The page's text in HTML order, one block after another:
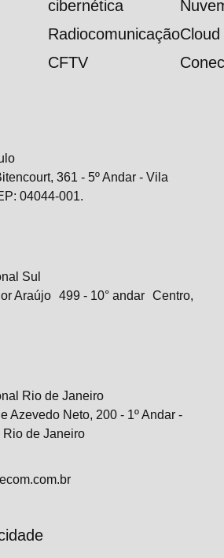
cibernética
RadiocomunicaçãoCloud
CFTV
361 - 5º Andar - Vila
04044-001.
Sul
Araújo 499 - 10° andar Centro,
Rio de Janeiro
Azevedo Neto, 200 - 1º Andar -
Rio de Janeiro